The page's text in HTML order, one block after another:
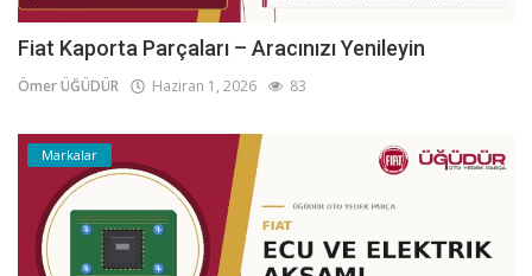
Fiat Kaporta Parçaları – Aracınızı Yenileyin
Ömer ÜĞÜDÜR Haziran 1, 2026 83
Markalar